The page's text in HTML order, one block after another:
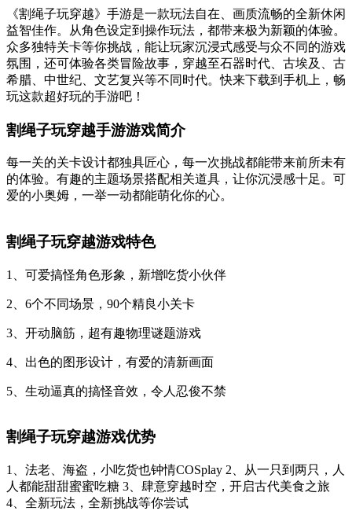
《割绳子玩穿越》手游是一款玩法自在、画质流畅的全新休闲
益智佳作。从角色设定到操作玩法，都带来极为新颖的体验。
众多独特关卡等你挑战，能让玩家沉浸式感受与众不同的游戏
氛围，还可体验各类冒险故事，穿越至石器时代、古埃及、古
希腊、中世纪、文艺复兴等不同时代。快来下载到手机上，畅
玩这款超好玩的手游吧！
割绳子玩穿越手游游戏简介
每一关的关卡设计都独具匠心，每一次挑战都能带来前所未有
的体验。有趣的主题场景搭配相关道具，让你沉浸感十足。可
爱的小奥姆，一举一动都能萌化你的心。
割绳子玩穿越游戏特色
1、可爱搞怪角色形象，新增吃货小伙伴
2、6个不同场景，90个精良小关卡
3、开动脑筋，超有趣物理谜题游戏
4、出色的图形设计，有爱的清新画面
5、生动逼真的搞怪音效，令人忍俊不禁
割绳子玩穿越游戏优势
1、法老、海盗，小吃货也钟情COSplay 2、从一只到两只，人
人都能甜甜蜜蜜吃糖 3、肆意穿越时空，开启古代美食之旅
4、全新玩法，全新挑战等你尝试